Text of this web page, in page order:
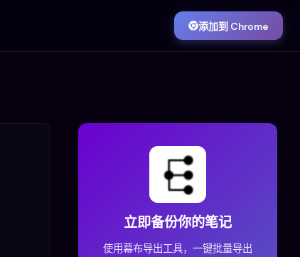
添加到 Chrome
立即备份你的笔记
使用幕布导出工具，一键批量导出